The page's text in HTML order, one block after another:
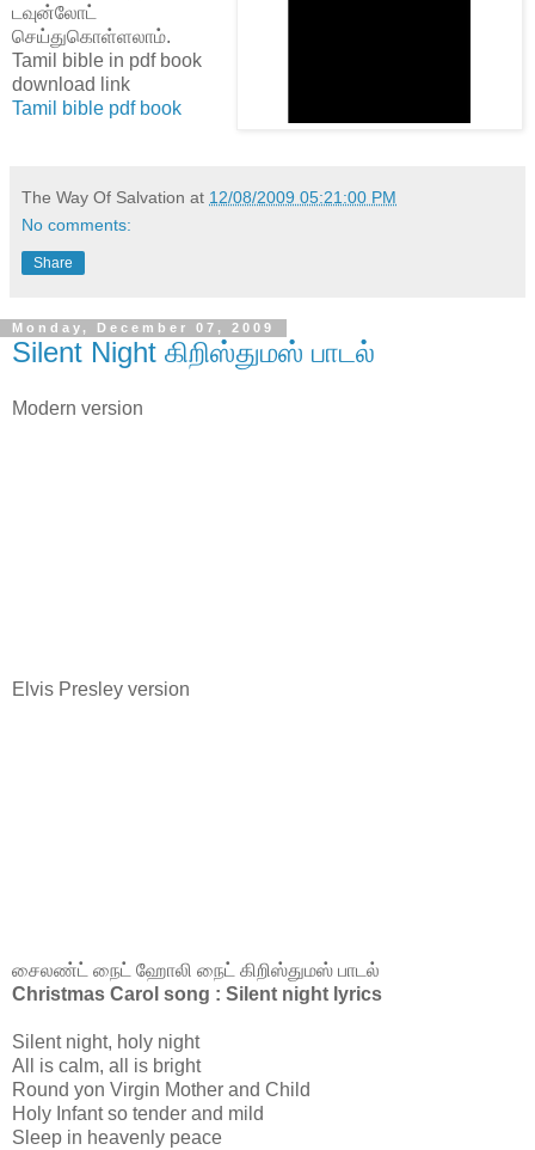
டவுன்லோட்
செய்துகொள்ளலாம்.
Tamil bible in pdf book
download link
Tamil bible pdf book
The Way Of Salvation at 12/08/2009 05:21:00 PM
No comments:
Share
Monday, December 07, 2009
Silent Night கிறிஸ்துமஸ் பாடல்
Modern version
Elvis Presley version
சைலண்ட் நைட் ஹோலி நைட் கிறிஸ்துமஸ் பாடல்
Christmas Carol song : Silent night lyrics
Silent night, holy night
All is calm, all is bright
Round yon Virgin Mother and Child
Holy Infant so tender and mild
Sleep in heavenly peace